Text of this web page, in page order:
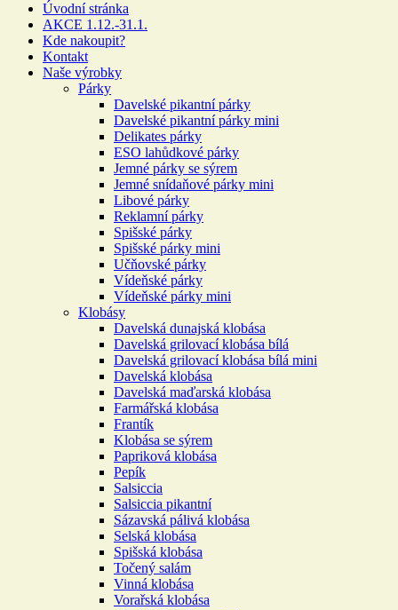
Úvodní stránka
AKCE 1.12.-31.1.
Kde nakoupit?
Kontakt
Naše výrobky
Párky
Davelské pikantní párky
Davelské pikantní párky mini
Delikates párky
ESO lahůdkové párky
Jemné párky se sýrem
Jemné snídaňové párky mini
Libové párky
Reklamní párky
Spišské párky
Spišské párky mini
Učňovské párky
Vídeňské párky
Vídeňské párky mini
Klobásy
Davelská dunajská klobása
Davelská grilovací klobása bílá
Davelská grilovací klobása bílá mini
Davelská klobása
Davelská maďarská klobása
Farmářská klobása
Frantík
Klobása se sýrem
Papriková klobása
Pepík
Salsiccia
Salsiccia pikantní
Sázavská pálivá klobása
Selská klobása
Spišská klobása
Točený salám
Vinná klobása
Vorařská klobása